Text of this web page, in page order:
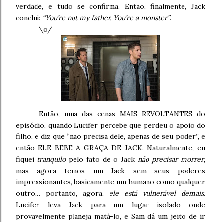
verdade, e tudo se confirma.Então, finalmente, Jack
conclui: “You’re not my father. You’re a monster”.
\o/
Então, uma das cenas MAIS REVOLTANTES do
episódio, quando Lucifer percebe que perdeu o apoio do
filho, e diz que “não precisa dele, apenas de seu poder”, e
então ELE BEBE A GRAÇA DE JACK. Naturalmente, eu
fiquei tranquilopelo fato de o Jack não precisar morrer,
mas agora temos um Jack sem seus poderes
impressionantes, basicamente um humano como qualquer
outro… portanto, agora, ele está vulnerável demais.
Lucifer leva Jack para um lugar isolado onde
provavelmente planeja matá-lo, e Sam dá um jeito de ir